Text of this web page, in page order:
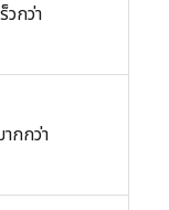
วกว่า
ากกว่า